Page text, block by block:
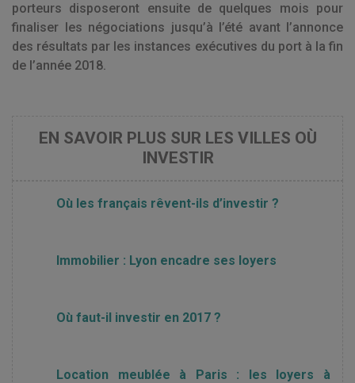
porteurs disposeront ensuite de quelques mois pour
finaliser les négociations jusqu’à l’été avant l’annonce
des résultats par les instances exécutives du port à la fin
de l’année 2018.
EN SAVOIR PLUS SUR LES VILLES OÙ
INVESTIR
Où les français rêvent-ils d’investir ?
Immobilier : Lyon encadre ses loyers
Où faut-il investir en 2017 ?
Location meublée à Paris : les loyers à